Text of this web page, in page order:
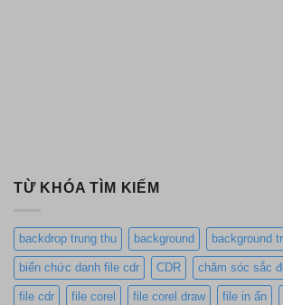
TỪ KHÓA TÌM KIẾM
backdrop trung thu background background
biển chức danh file cdr CDR chăm sóc sắc
file cdr file corel file corel draw file in ấn